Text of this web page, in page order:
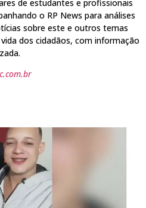
de estudantes e profissionais
o RP News para análises
sobre este e outros temas
dos cidadãos, com informação